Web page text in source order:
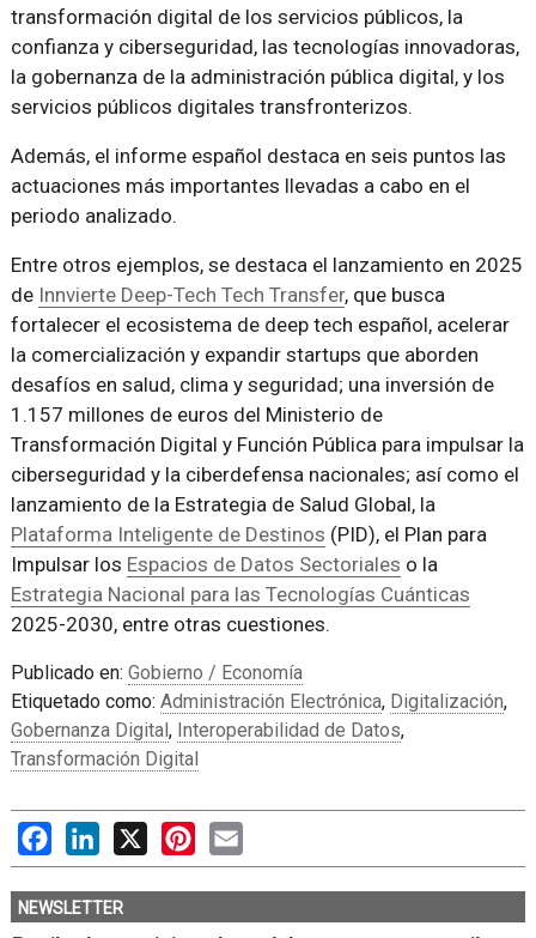
transformación digital de los servicios públicos, la
confianza y ciberseguridad, las tecnologías innovadoras,
la gobernanza de la administración pública digital, y los
servicios públicos digitales transfronterizos.
Además, el informe español destaca en seis puntos las
actuaciones más importantes llevadas a cabo en el
periodo analizado.
Entre otros ejemplos, se destaca el lanzamiento en 2025
de Innvierte Deep-Tech Tech Transfer, que busca
fortalecer el ecosistema de deep tech español, acelerar
la comercialización y expandir startups que aborden
desafíos en salud, clima y seguridad; una inversión de
1.157 millones de euros del Ministerio de
Transformación Digital y Función Pública para impulsar la
ciberseguridad y la ciberdefensa nacionales; así como el
lanzamiento de la Estrategia de Salud Global, la
Plataforma Inteligente de Destinos (PID), el Plan para
Impulsar los Espacios de Datos Sectoriales o la
Estrategia Nacional para las Tecnologías Cuánticas
2025-2030, entre otras cuestiones.
Publicado en: Gobierno / Economía
Etiquetado como: Administración Electrónica, Digitalización,
Gobernanza Digital, Interoperabilidad de Datos,
Transformación Digital
FacebookLinkedIn
X PinterestEmail
NEWSLETTER